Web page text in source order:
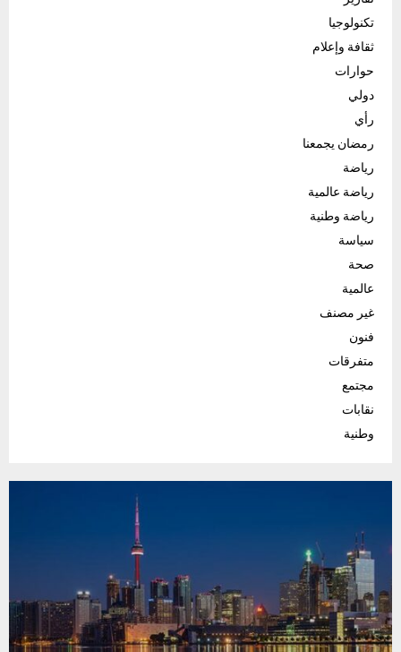
تكنولوجيا
ثقافة وإعلام
حوارات
دولي
رأي
رمضان يجمعنا
رياضة
رياضة عالمية
رياضة وطنية
سياسة
صحة
عالمية
غير مصنف
فنون
متفرقات
مجتمع
نقابات
وطنية